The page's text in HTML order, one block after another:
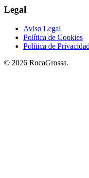
Legal
Aviso Legal
Política de Cookies
Política de Privacidad
© 2026 RocaGrossa.